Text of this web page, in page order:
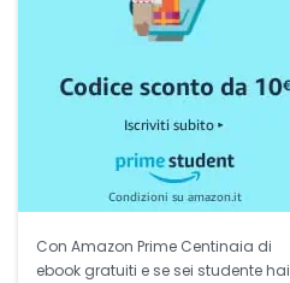
Con Amazon Prime Centinaia di
ebook gratuiti e se sei studente hai